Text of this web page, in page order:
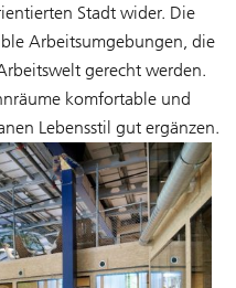
Stadt wider. Die
Arbeitsumgebungen, die
gerecht werden.
komfortable und
Lebensstil gut ergänzen.